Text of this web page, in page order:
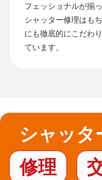
フェッショナルが揃っ
シャッター修理はも
にも徹底的にこだわ
ています。
シャッタ
修理